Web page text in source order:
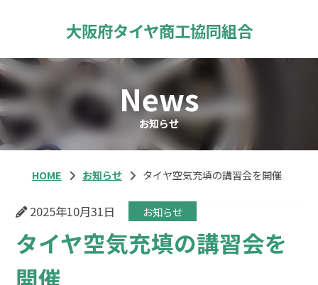
大阪府タイヤ商工協同組合
News
お知らせ
HOME お知らせ タイヤ空気充填の講習会を開催
2025年10月31日 お知らせ
タイヤ空気充填の講習会を
開催